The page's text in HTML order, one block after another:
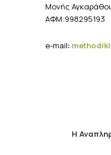
Μονής
ΑΦΜ:998295193
e-mail:
Η